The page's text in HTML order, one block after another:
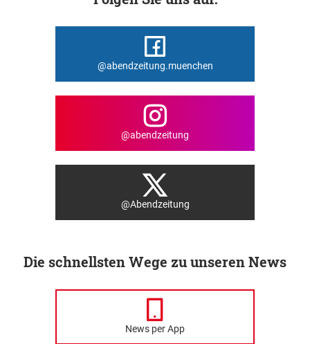
@abendzeitung.muenchen
@abendzeitung
@Abendzeitung
Die schnellsten Wege zu unseren News
News per App